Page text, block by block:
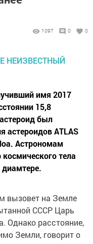
1097 0 0
имя 2017
15,8
был
астероидов ATLAS
Астрономам
тела
диамтере.
вызовет на Земле
СССР Царь
Однако расстояние,
Земли, говорит о